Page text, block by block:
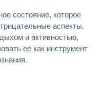
состояние, которое
аспекты.
и активностью,
ее как инструмент